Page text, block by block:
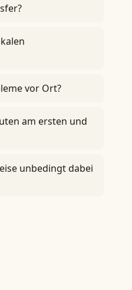
vor Ort?
am ersten und
unbedingt dabei